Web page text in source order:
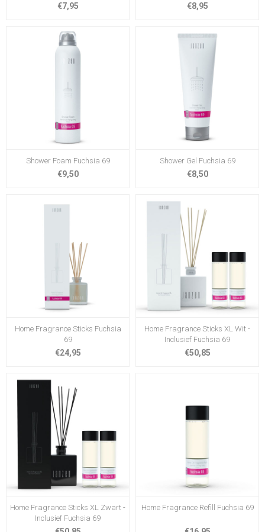
€7,95 €8,95
Shower Foam Fuchsia 69
€9,50
Shower Gel Fuchsia 69
€8,50
Home Fragrance Sticks Fuchsia
69
€24,95
Home Fragrance Sticks XL Wit -
Inclusief Fuchsia 69
€50,85
Home Fragrance Sticks XL Zwart -
Inclusief Fuchsia 69
Home Fragrance Refill Fuchsia 69